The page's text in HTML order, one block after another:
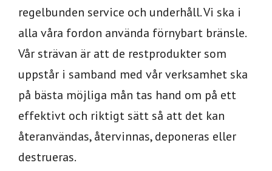
regelbunden service och underhåll. Vi ska i
alla våra fordon använda förnybart bränsle.
Vår strävan är att de restprodukter som
uppstår i samband med vår verksamhet ska
på bästa möjliga mån tas hand om på ett
effektivt och riktigt sätt så att det kan
återanvändas, återvinnas, deponeras eller
destrueras.